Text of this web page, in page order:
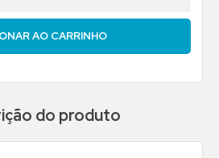
AO CARRINHO
do produto